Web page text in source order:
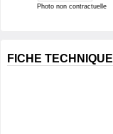
Photo non contractuelle
FICHE TECHNIQUE